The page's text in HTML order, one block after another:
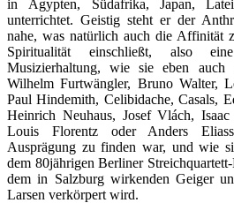
in Ägypten, Südafrika, Japan,
unterrichtet. Geistig steht er der
nahe, was natürlich auch die Affinität
Spiritualität einschließt, also
Musizierhaltung, wie sie eben
Wilhelm Furtwängler, Bruno Walter,
Paul Hindemith, Celibidache, Casals,
Heinrich Neuhaus, Josef Vlách,
Louis Florentz oder Anders
Ausprägung zu finden war, und wie
dem 80jährigen Berliner
dem in Salzburg wirkenden Geiger
Larsen verkörpert wird.